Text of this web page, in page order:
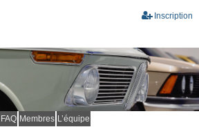
Inscription
FAQ Membres L’équipe